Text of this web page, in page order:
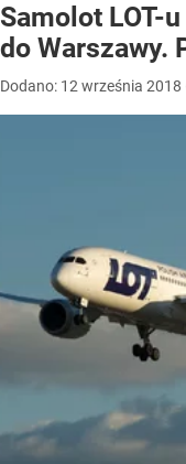
Samolot LOT-
do Warszawy.
Dodano: 12 września 2018